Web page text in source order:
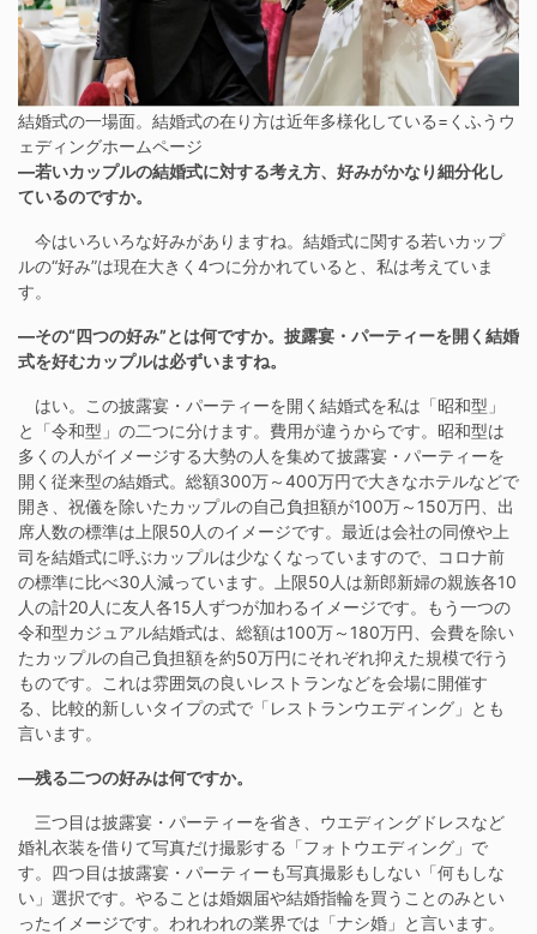
結婚式の一場面。結婚式の在り方は近年多様化している=くふうウ
ェディングホームページ
―若いカップルの結婚式に対する考え方、好みがかなり細分化し
ているのですか。
今はいろいろな好みがありますね。結婚式に関する若いカップ
ルの“好み”は現在大きく4つに分かれていると、私は考えていま
す。
―その“四つの好み”とは何ですか。披露宴・パーティーを開く結婚
式を好むカップルは必ずいますね。
はい。この披露宴・パーティーを開く結婚式を私は「昭和型」
と「令和型」の二つに分けます。費用が違うからです。昭和型は
多くの人がイメージする大勢の人を集めて披露宴・パーティーを
開く従来型の結婚式。総額300万～400万円で大きなホテルなどで
開き、祝儀を除いたカップルの自己負担額が100万～150万円、出
席人数の標準は上限50人のイメージです。最近は会社の同僚や上
司を結婚式に呼ぶカップルは少なくなっていますので、コロナ前
の標準に比べ30人減っています。上限50人は新郎新婦の親族各10
人の計20人に友人各15人ずつが加わるイメージです。もう一つの
令和型カジュアル結婚式は、総額は100万～180万円、会費を除い
たカップルの自己負担額を約50万円にそれぞれ抑えた規模で行う
ものです。これは雰囲気の良いレストランなどを会場に開催す
る、比較的新しいタイプの式で「レストランウエディング」とも
言います。
―残る二つの好みは何ですか。
三つ目は披露宴・パーティーを省き、ウエディングドレスなど
婚礼衣装を借りて写真だけ撮影する「フォトウエディング」で
す。四つ目は披露宴・パーティーも写真撮影もしない「何もしな
い」選択です。やることは婚姻届や結婚指輪を買うことのみとい
ったイメージです。われわれの業界では「ナシ婚」と言います。